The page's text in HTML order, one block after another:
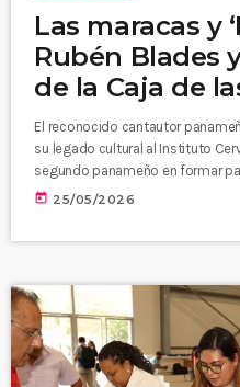
Las maracas y
Rubén Blades
de la Caja de
El reconocido cantautor
su legado cultural al Instituto
segundo panameño en formar
Letras, espacio que resguarda
pensamiento […]
today 25/05/2026